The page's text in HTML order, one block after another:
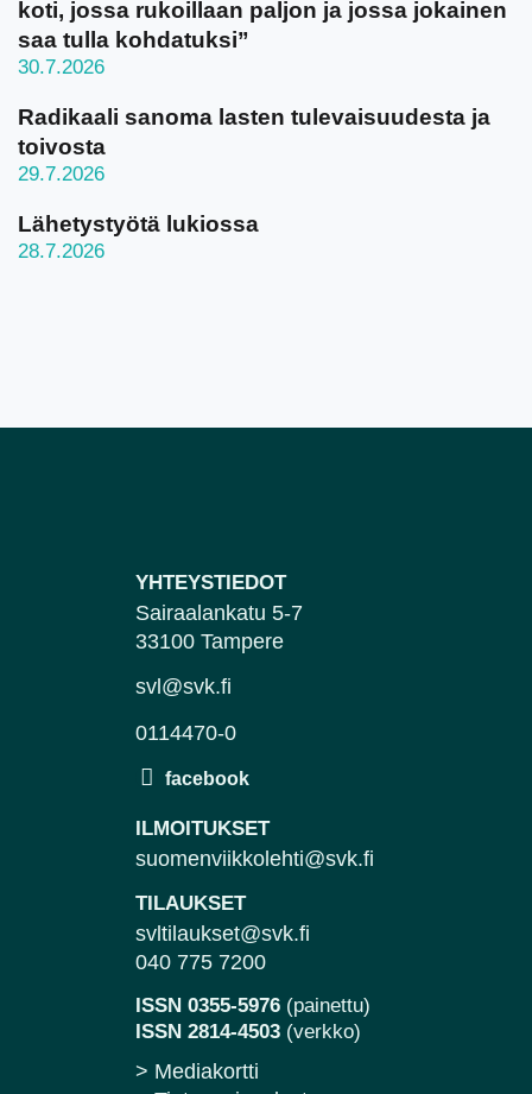
koti, jossa rukoillaan paljon ja jossa jokainen
saa tulla kohdatuksi”
30.7.2026
Radikaali sanoma lasten tulevaisuudesta ja
toivosta
29.7.2026
Lähetystyötä lukiossa
28.7.2026
YHTEYSTIEDOT
Sairaalankatu 5-7
33100 Tampere
svl@svk.fi
0114470-0
ILMOITUKSET
suomenviikkolehti@svk.fi
TILAUKSET
svltilaukset@svk.fi
040 775 7200
ISSN 0355-5976 (painettu)
ISSN 2814-4503 (verkko)
> Mediakortti